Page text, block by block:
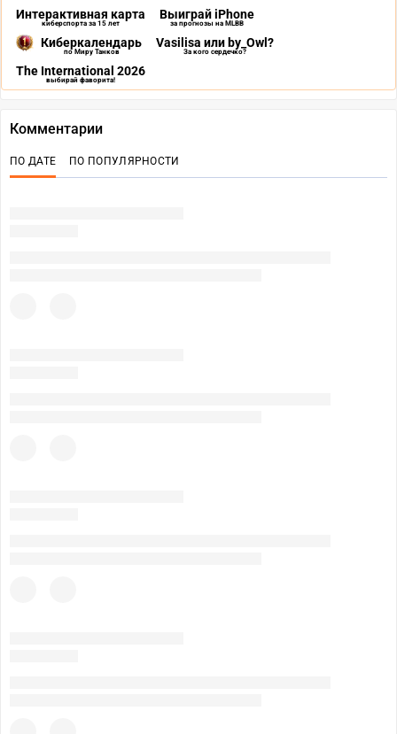
Интерактивная карта
киберспорта за 15 лет
Выиграй iPhone
за прогнозы на MLBB
Киберкалендарь
по Миру Танков
Vasilisa или by_Owl?
За кого сердечко?
The International 2026
выбирай фаворита!
Комментарии
ПО ДАТЕ ПО ПОПУЛЯРНОСТИ